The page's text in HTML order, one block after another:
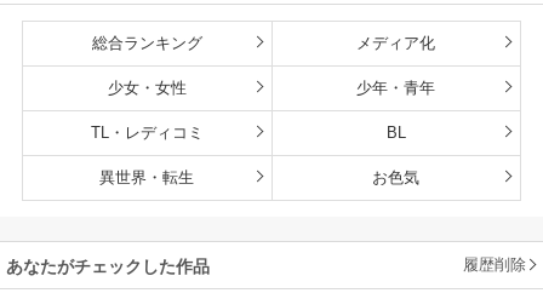
総合ランキング メディア化
少女・女性 少年・青年
TL・レディコミ BL
異世界・転生 お色気
あなたがチェックした作品 履歴削除